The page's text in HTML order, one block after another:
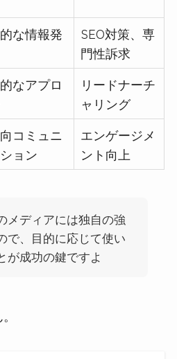
な情報発
SEO対策、専
門性訴求
なアプロ
リードナーチ
ャリング
コミュニ
ョン
エンゲージメ
ント向上
メディアには独自の強
で、目的に応じて使い
が成功の鍵ですよ